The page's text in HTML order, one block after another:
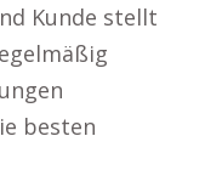
Kunde stellt
besten